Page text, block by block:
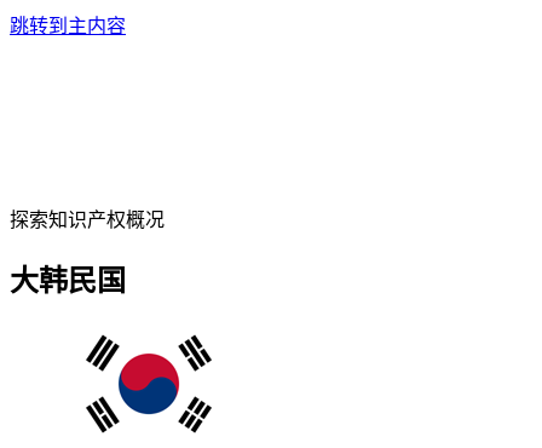
跳转到主内容
探索知识产权概况
大韩民国